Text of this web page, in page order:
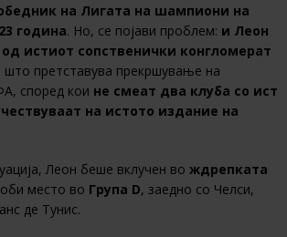
на Лигата на шампиони на
година. Но, се појави проблем: и Леон
истиот сопственички конгломерат
што претставува прекршување на
според кои не смеат два клуба со ист
на истото издание на
Леон беше вклучен во ждрепката
место во Група D, заедно со Челси,
де Тунис.